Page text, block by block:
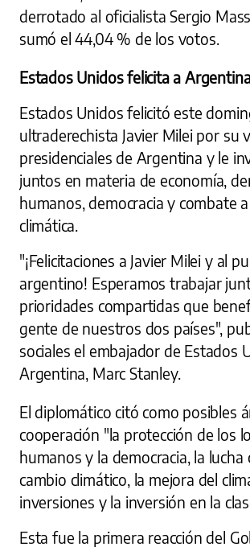
derrotado al oficialista Sergio
sumó el 44,04 % de los votos.
Estados Unidos felicita a
Estados Unidos felicitó este
ultraderechista Javier Milei por su
presidenciales de Argentina y le
juntos en materia de economía,
humanos, democracia y combate
climática.
"¡Felicitaciones a Javier Milei y al
argentino! Esperamos trabajar
prioridades compartidas que
gente de nuestros dos países",
sociales el embajador de Estados
Argentina, Marc Stanley.
El diplomático citó como posibles
cooperación "la protección de los
humanos y la democracia, la lucha
cambio climático, la mejora del
inversiones y la inversión en la
Esta fue la primera reacción del